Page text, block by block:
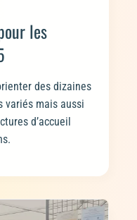
les
des dizaines
variés mais aussi
d’accueil